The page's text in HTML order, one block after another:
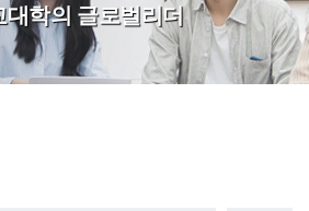
대학의 글로벌리더